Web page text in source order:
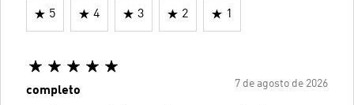
5 4 3 2 1
7 de agosto de 2026
completo